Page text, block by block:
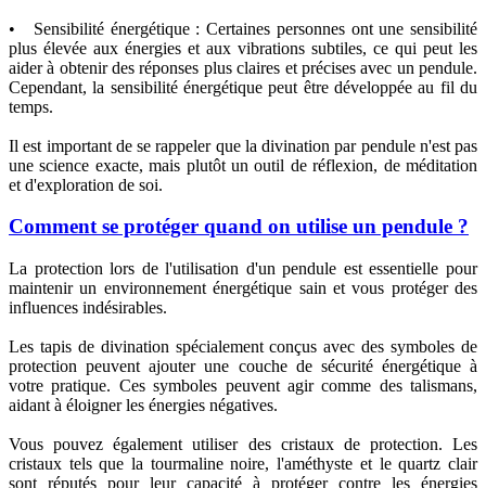
• Sensibilité énergétique : Certaines personnes ont une sensibilité
plus élevée aux énergies et aux vibrations subtiles, ce qui peut les
aider à obtenir des réponses plus claires et précises avec un pendule.
Cependant, la sensibilité énergétique peut être développée au fil du
temps.
Il est important de se rappeler que la divination par pendule n'est pas
une science exacte, mais plutôt un outil de réflexion, de méditation
et d'exploration de soi.
Comment se protéger quand on utilise un pendule ?
La protection lors de l'utilisation d'un pendule est essentielle pour
maintenir un environnement énergétique sain et vous protéger des
influences indésirables.
Les tapis de divination spécialement conçus avec des symboles de
protection peuvent ajouter une couche de sécurité énergétique à
votre pratique. Ces symboles peuvent agir comme des talismans,
aidant à éloigner les énergies négatives.
Vous pouvez également utiliser des cristaux de protection. Les
cristaux tels que la tourmaline noire, l'améthyste et le quartz clair
sont réputés pour leur capacité à protéger contre les énergies